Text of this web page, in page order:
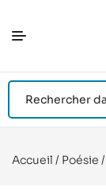
Accueil / Poésie /